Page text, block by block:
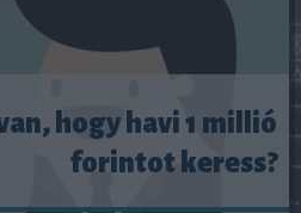
hogy havi 1 millió
forintot keress?